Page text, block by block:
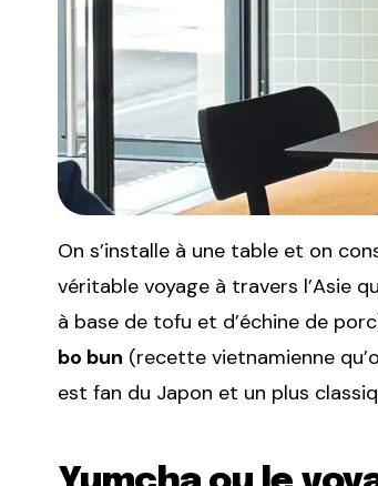
On s’installe à une table et on
véritable voyage à travers l’Asie
à base de tofu et d’échine de
bo bun (recette vietnamienne
est fan du Japon et un plus